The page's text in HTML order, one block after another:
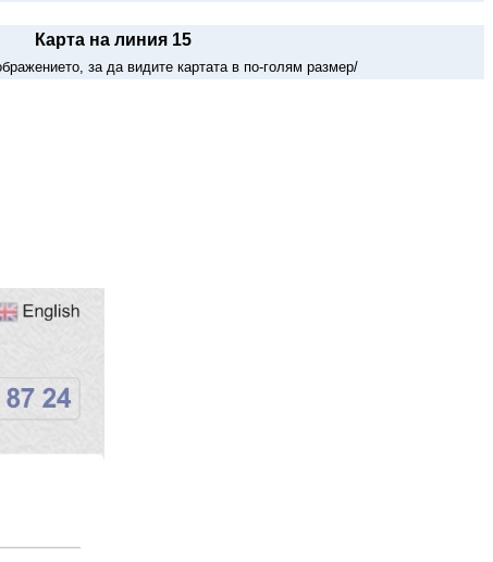
Карта на линия 15
за да видите картата в по-голям размер/